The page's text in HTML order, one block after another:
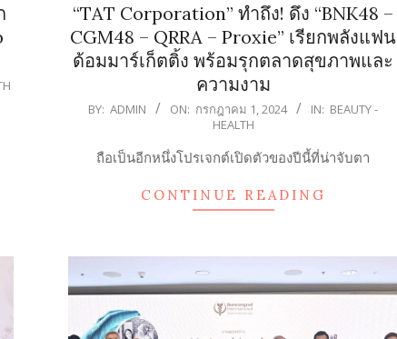
“TAT Corporation” ทำถึง! ดึง “BNK48 –
CGM48 – QRRA – Proxie” เรียกพลังแฟน
ด้อมมาร์เก็ตติ้ง พร้อมรุกตลาดสุขภาพและ
ความงาม
2024-
BY: ADMIN ON: กรกฎาคม 1, 2024 IN: BEAUTY -
HEALTH
ถือเป็นอีกหนึ่งโปรเจกต์เปิดตัวของปีนี้ที่น่าจับตา
CONTINUE READING